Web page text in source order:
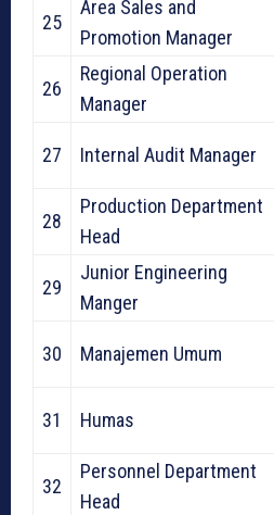
25
Area Sales and
Promotion Manager
26
Regional Operation
Manager
27 Internal Audit Manager
28
Production Department
Head
29
Junior Engineering
Manger
30 Manajemen Umum
31 Humas
32
Personnel Department
Head